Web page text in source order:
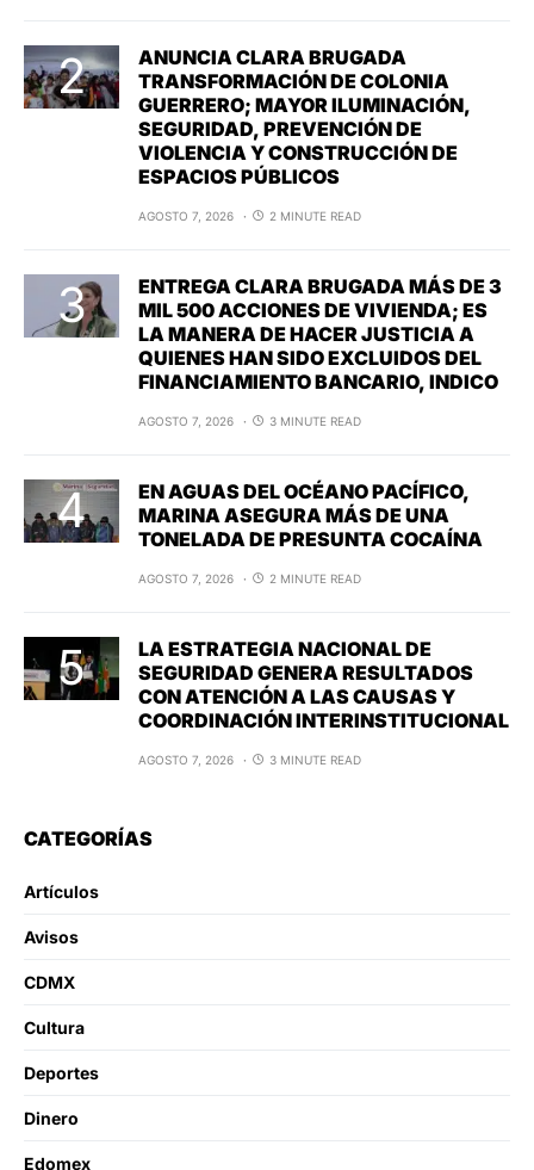
ANUNCIA CLARA BRUGADA
TRANSFORMACIÓN DE COLONIA
GUERRERO; MAYOR ILUMINACIÓN,
SEGURIDAD, PREVENCIÓN DE
VIOLENCIA Y CONSTRUCCIÓN DE
ESPACIOS PÚBLICOS
AGOSTO 7, 2026 2 MINUTE READ
ENTREGA CLARA BRUGADA MÁS DE 3
MIL 500 ACCIONES DE VIVIENDA; ES
LA MANERA DE HACER JUSTICIA A
QUIENES HAN SIDO EXCLUIDOS DEL
FINANCIAMIENTO BANCARIO, INDICO
AGOSTO 7, 2026 3 MINUTE READ
EN AGUAS DEL OCÉANO PACÍFICO,
MARINA ASEGURA MÁS DE UNA
TONELADA DE PRESUNTA COCAÍNA
AGOSTO 7, 2026 2 MINUTE READ
LA ESTRATEGIA NACIONAL DE
SEGURIDAD GENERA RESULTADOS
CON ATENCIÓN A LAS CAUSAS Y
COORDINACIÓN INTERINSTITUCIONAL
AGOSTO 7, 2026 3 MINUTE READ
CATEGORÍAS
Artículos
Avisos
CDMX
Cultura
Deportes
Dinero
Edomex